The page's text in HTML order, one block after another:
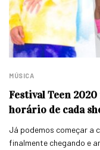
MÚSICA
Festival Teen
horário de cada
Já podemos começar a
finalmente chegando e